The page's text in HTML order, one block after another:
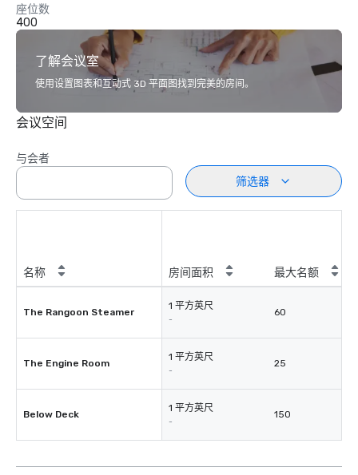
座位数
400
了解会议室
使用设置图表和互动式 3D 平面图找到完美的房间。
会议空间
与会者
筛选器
名称 房间面积 最大名额
The Rangoon Steamer
1 平方英尺
-
60
The Engine Room
1 平方英尺
-
25
Below Deck
1 平方英尺
-
150